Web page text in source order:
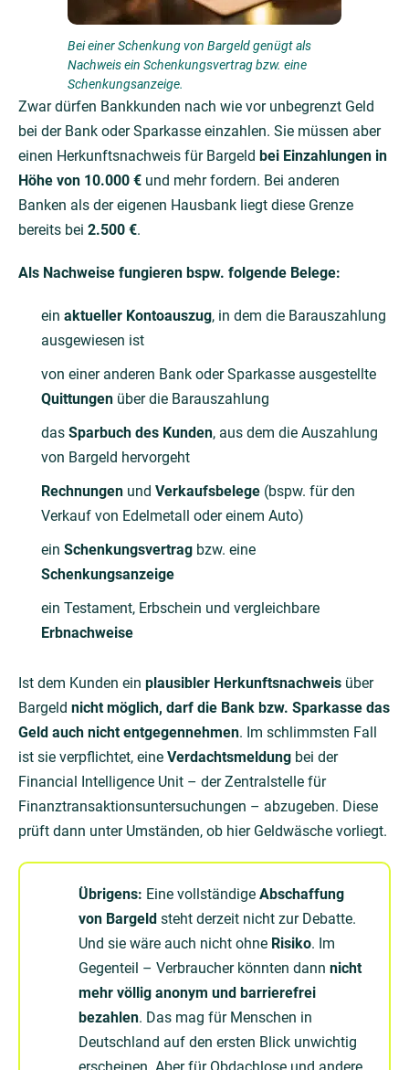
Bei einer Schenkung von Bargeld genügt als
Nachweis ein Schenkungsvertrag bzw. eine
Schenkungsanzeige.
Zwar dürfen Bankkunden nach wie vor unbegrenzt Geld
bei der Bank oder Sparkasse einzahlen. Sie müssen aber
einen Herkunftsnachweis für Bargeld bei Einzahlungen in
Höhe von 10.000 € und mehr fordern. Bei anderen
Banken als der eigenen Hausbank liegt diese Grenze
bereits bei 2.500 €.
Als Nachweise fungieren bspw. folgende Belege:
ein aktueller Kontoauszug, in dem die Barauszahlung
ausgewiesen ist
von einer anderen Bank oder Sparkasse ausgestellte
Quittungen über die Barauszahlung
das Sparbuch des Kunden, aus dem die Auszahlung
von Bargeld hervorgeht
Rechnungen und Verkaufsbelege (bspw. für den
Verkauf von Edelmetall oder einem Auto)
ein Schenkungsvertrag bzw. eine
Schenkungsanzeige
ein Testament, Erbschein und vergleichbare
Erbnachweise
Ist dem Kunden ein plausibler Herkunftsnachweis über
Bargeld nicht möglich, darf die Bank bzw. Sparkasse das
Geld auch nicht entgegennehmen. Im schlimmsten Fall
ist sie verpflichtet, eine Verdachtsmeldung bei der
Financial Intelligence Unit – der Zentralstelle für
Finanztransaktionsuntersuchungen – abzugeben. Diese
prüft dann unter Umständen, ob hier Geldwäsche vorliegt.
Übrigens: Eine vollständige Abschaffung
von Bargeld steht derzeit nicht zur Debatte.
Und sie wäre auch nicht ohne Risiko. Im
Gegenteil – Verbraucher könnten dann nicht
mehr völlig anonym und barrierefrei
bezahlen. Das mag für Menschen in
Deutschland auf den ersten Blick unwichtig